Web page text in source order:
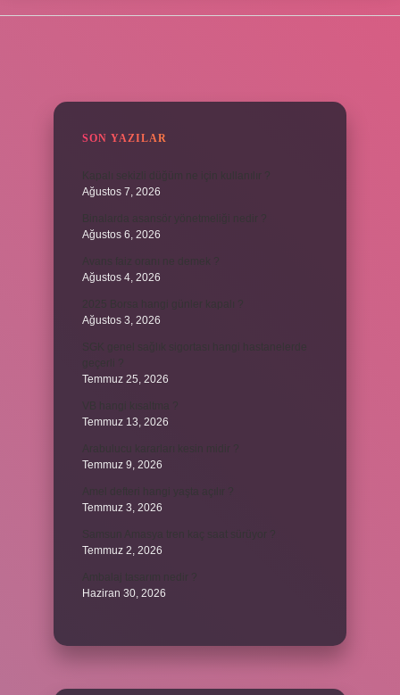
SON YAZILAR
Kapalı sekizli düğüm ne için kullanılır ?
Ağustos 7, 2026
Binalarda asansör yönetmeliği nedir ?
Ağustos 6, 2026
Ağustos 4, 2026
2025 Borsa hangi günler kapalı ?
Ağustos 3, 2026
Temmuz 25, 2026
Temmuz 13, 2026
Temmuz 9, 2026
Temmuz 3, 2026
Temmuz 2, 2026
Haziran 30, 2026